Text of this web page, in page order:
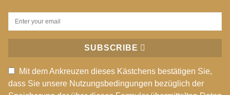
SUBSCRIBE
Mit dem Ankreuzen dieses Kästchens bestätigen Sie,
dass Sie unsere Nutzungsbedingungen bezüglich der